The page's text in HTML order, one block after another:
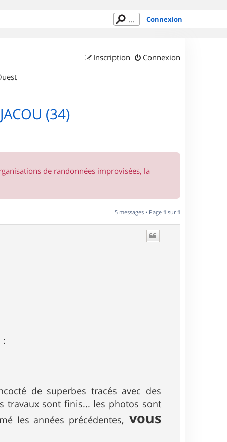
Connexion
Connexion
Inscription
(34)
de randonnées improvisées, la
5 messages • Page 1 sur 1
:
de superbes tracés avec des
travaux sont finis... les photos sont
les années précédentes, vous